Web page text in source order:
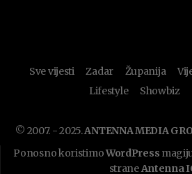
Sve vijesti Zadar Županija
Lifestyle
Showbiz
© 2007. - 2025.ANTENNA MEDIA
Ponosno koristimoWordPress
strane Antenna